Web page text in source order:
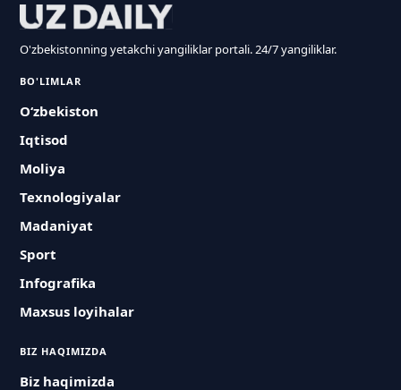
O'zbekistonning yetakchi yangiliklar portali. 24/7 yangiliklar.
BO'LIMLAR
O‘zbekiston
Iqtisod
Moliya
Texnologiyalar
Madaniyat
Sport
Infografika
Maxsus loyihalar
BIZ HAQIMIZDA
Biz haqimizda